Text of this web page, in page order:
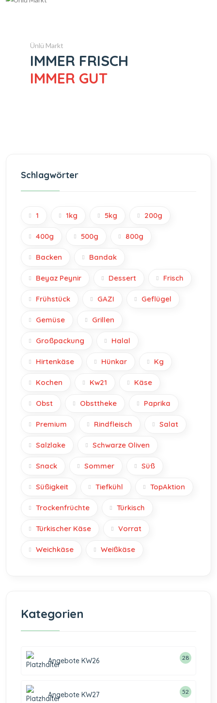
Ünlü Markt
IMMER FRISCH
IMMER GUT
Schlagwörter
1 1kg 5kg 200g
400g 500g 800g
Backen Bandak
Beyaz Peynir Dessert Frisch
Frühstück GAZI Geflügel
Gemüse Grillen
Großpackung Halal
Hirtenkäse Hünkar Kg
Kochen Kw21 Käse
Obst Obsttheke Paprika
Premium Rindfleisch Salat
Salzlake Schwarze Oliven
Snack Sommer Süß
Süßigkeit Tiefkühl TopAktion
Trockenfrüchte Türkisch
Türkischer Käse Vorrat
Weichkäse Weißkäse
Kategorien
Angebote KW26 28
Angebote KW27 52